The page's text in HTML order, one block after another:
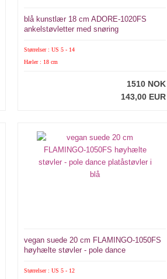
blå kunstlær 18 cm ADORE-1020FS
ankelstøvletter med snøring
Størrelser : US 5 - 14
Hæler : 18 cm
1510 NOK
143,00 EUR
vegan suede 20 cm FLAMINGO-1050FS
høyhælte støvler - pole dance
Størrelser : US 5 - 12